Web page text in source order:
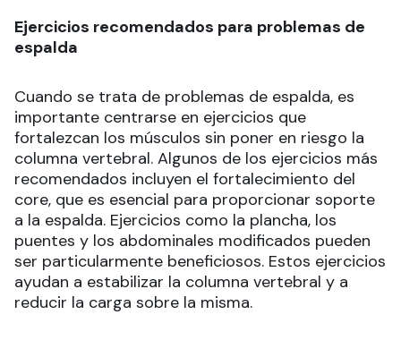
Ejercicios recomendados para problemas de
espalda
Cuando se trata de problemas de espalda, es
importante centrarse en ejercicios que
fortalezcan los músculos sin poner en riesgo la
columna vertebral. Algunos de los ejercicios más
recomendados incluyen el fortalecimiento del
core, que es esencial para proporcionar soporte
a la espalda. Ejercicios como la plancha, los
puentes y los abdominales modificados pueden
ser particularmente beneficiosos. Estos ejercicios
ayudan a estabilizar la columna vertebral y a
reducir la carga sobre la misma.